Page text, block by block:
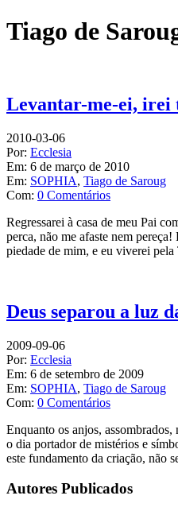
Tiago de
Levantar-me-ei, irei
2010-03-06
Por: Ecclesia
Em: 6 de março de 2010
Em: SOPHIA, Tiago de Saroug
Com: 0 Comentários
Regressarei à casa de meu Pai
perca, não me afaste nem
piedade de mim, e eu viverei
Deus separou a luz
2009-09-06
Por: Ecclesia
Em: 6 de setembro de 2009
Em: SOPHIA, Tiago de Saroug
Com: 0 Comentários
Enquanto os anjos,
o dia portador de mistérios e
este fundamento da criação, não
Autores Publicados